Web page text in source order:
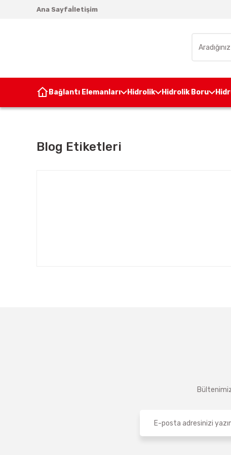
Ana Sayfaİletişim
Bağlantı Elemanları Hidrolik Hidrolik Boru
Blog Etiketleri